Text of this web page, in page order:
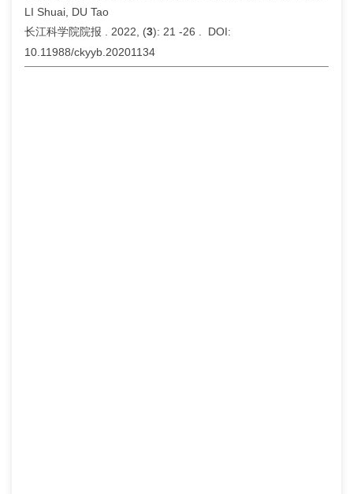
LI Shuai, DU Tao
长江科学院院报 . 2022, (3): 21 -26 . DOI:
10.11988/ckyyb.20201134